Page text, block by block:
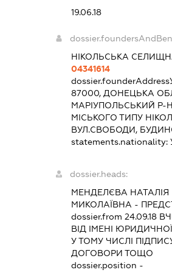
19.06.18
НІКОЛЬСЬКА
04341614
dossier.founderAddress
87000, ДОНЕЦЬКА
МАРІУПОЛЬСЬКИЙ Р-
МІСЬКОГО ТИПУ
ВУЛ.СВОБОДИ,
statements.nationality:
dossier.heads:
МЕНДЕЛЄВА НАТАЛІЯ
МИКОЛАЇВНА -
dossier.from 24.09.18
ВІД ІМЕНІ
У ТОМУ ЧИСЛІ
ДОГОВОРИ ТОЩО
dossier.position -